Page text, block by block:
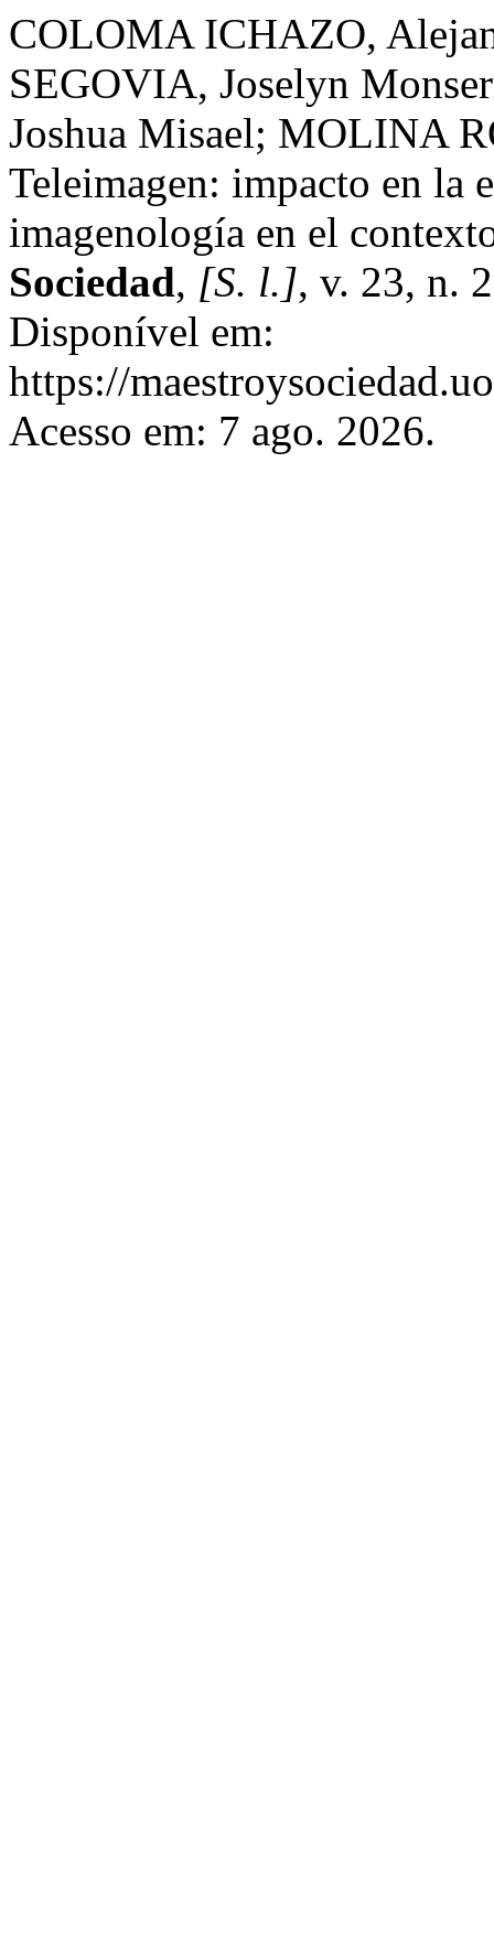
COLOMA ICHAZO,
SEGOVIA, Joselyn
Joshua Misael; MOLINA
Teleimagen: impacto en la
imagenología en el
Sociedad, [S. l.], v. 23, n.
Disponível em:
https://
Acesso em: 7 ago. 2026.